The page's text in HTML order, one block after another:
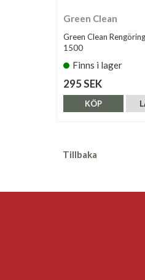
Green Clean
Green Clean
1500
Finns i lager
295 SEK
KÖP
Tillbaka